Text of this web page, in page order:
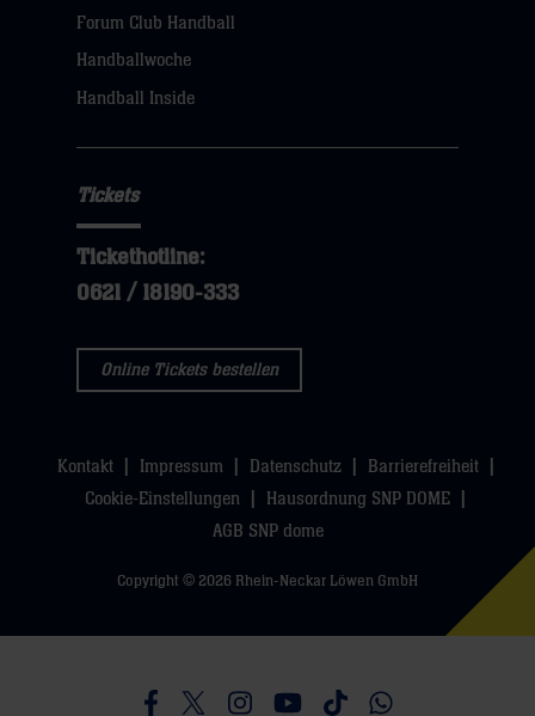
Forum Club Handball
Handballwoche
Handball Inside
Tickets
Tickethotline:
0621 / 18190-333
Online Tickets bestellen
Kontakt Impressum Datenschutz
Barrierefreiheit
Cookie-Einstellungen
Hausordnung SNP DOME
AGB SNP dome
Copyright © 2026 Rhein-Neckar Löwen GmbH